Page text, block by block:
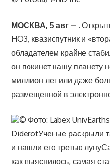
МОСКВА, 5 авг – .
HO3, квазиспутник и
обладателем крайне
он покинет нашу планету
миллион лет или даже
размещенной в
© Фото: Labex
DiderotУченые раскрыли
и нашли его третью
как выяснилось, самая